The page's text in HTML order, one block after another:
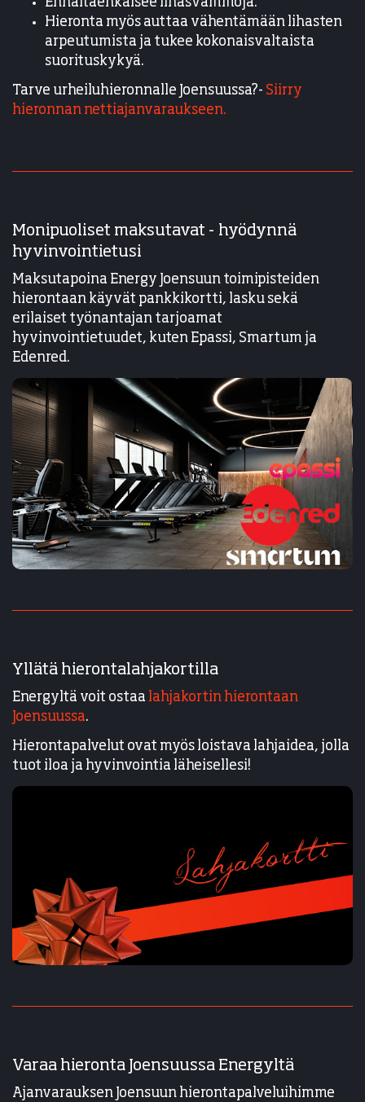
Ennaltaehkäisee lihasvammoja.
​​​​​​​Hieronta myös auttaa vähentämään lihasten
arpeutumista ja tukee kokonaisvaltaista
suorituskykyä.
Tarve urheiluhieronnalle Joensuussa?- Siirry
hieronnan nettiajanvaraukseen.
Monipuoliset maksutavat - hyödynnä
hyvinvointietusi
Maksutapoina Energy Joensuun toimipisteiden
hierontaan käyvät pankkikortti, lasku sekä
erilaiset työnantajan tarjoamat
hyvinvointietuudet, kuten Epassi, Smartum ja
Edenred.
Yllätä hierontalahjakortilla
Energyltä voit ostaa lahjakortin hierontaan
Joensuussa.
Hierontapalvelut ovat myös loistava lahjaidea, jolla
tuot iloa ja hyvinvointia läheisellesi!
Varaa hieronta Joensuussa Energyltä
Ajanvarauksen Joensuun hierontapalveluihimme